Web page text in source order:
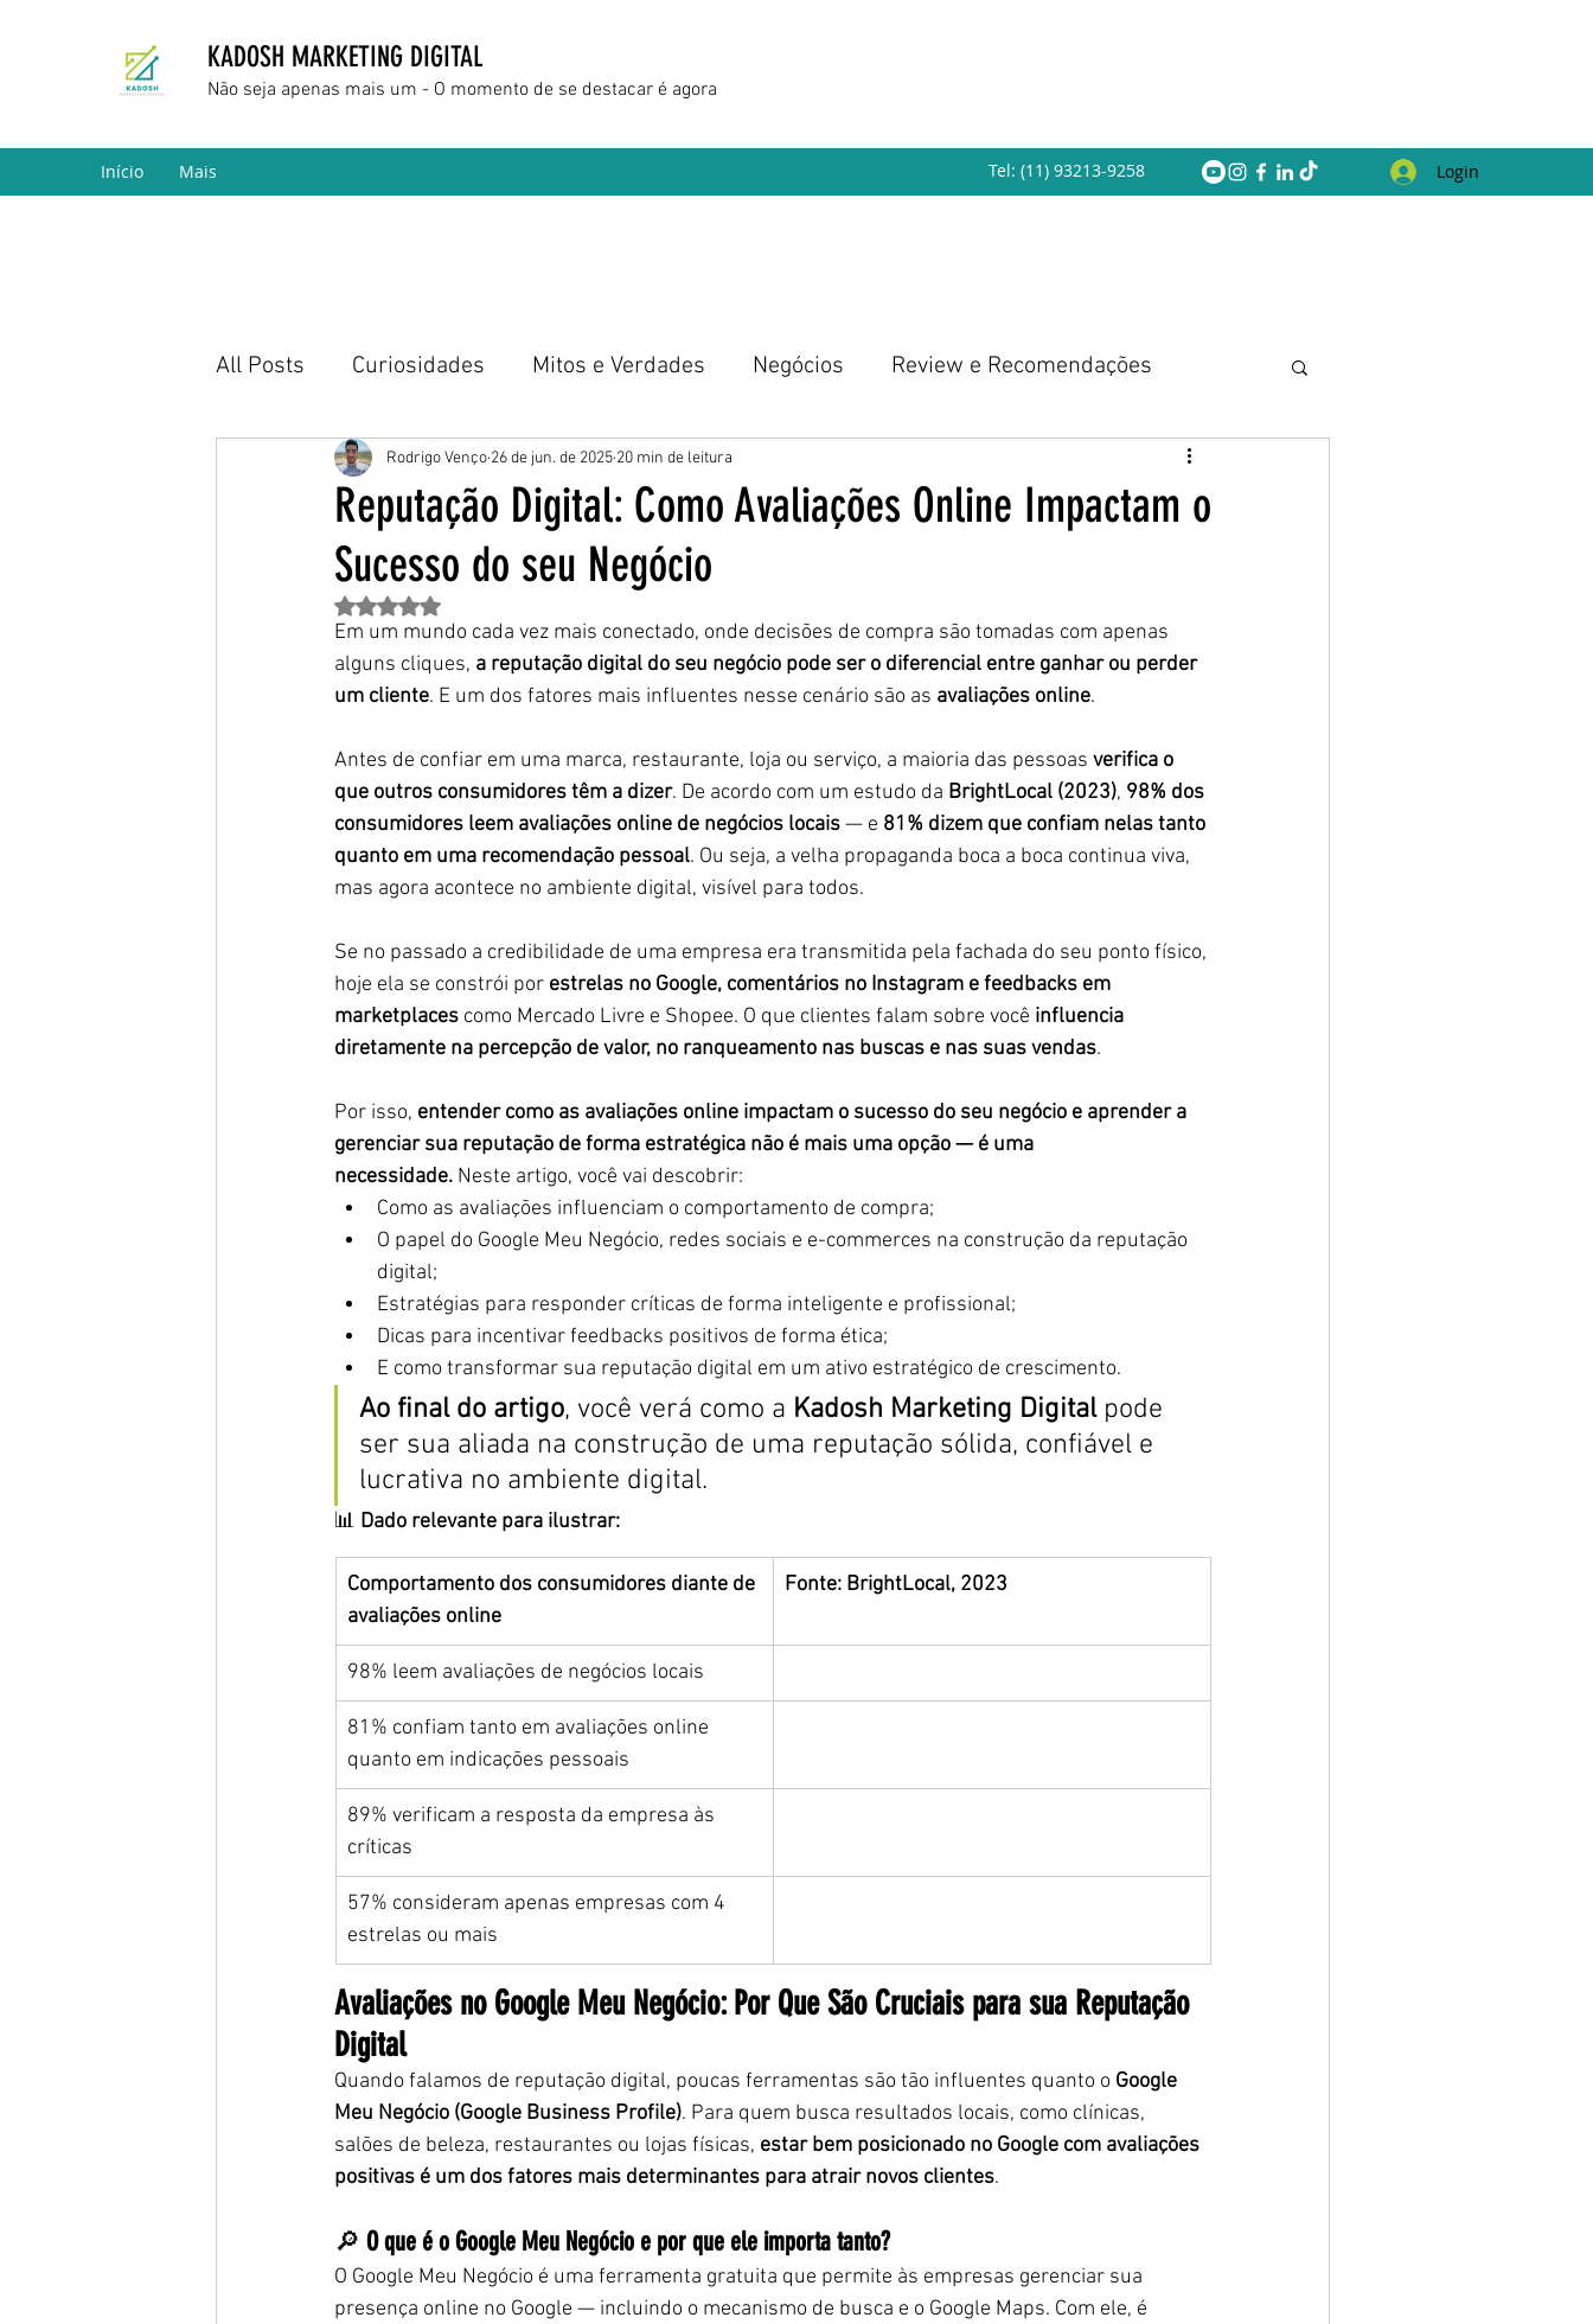
KADOSH MARKETING DIGITAL
Não seja apenas mais um - O momento de se destacar é agora
Início Mais Tel: (11) 93213-9258 Login
All Posts Curiosidades Mitos e Verdades Negócios Review e Recomendações
Marketing Digital Empreendedorismo
Reputação Digital: Como Avaliações Online Impactam o
Sucesso do seu Negócio
Rodrigo Venço 26 de jun. de 2025 20 min de leitura
Avaliado com NaN de 5 estrelas.
Em um mundo cada vez mais conectado, onde decisões de compra são tomadas com apenas
alguns cliques, a reputação digital do seu negócio pode ser o diferencial entre ganhar ou perder
um cliente. E um dos fatores mais influentes nesse cenário são as avaliações online.
Antes de confiar em uma marca, restaurante, loja ou serviço, a maioria das pessoas verifica o
que outros consumidores têm a dizer. De acordo com um estudo da BrightLocal (2023), 98% dos
consumidores leem avaliações online de negócios locais — e 81% dizem que confiam nelas tanto
quanto em uma recomendação pessoal. Ou seja, a velha propaganda boca a boca continua viva,
mas agora acontece no ambiente digital, visível para todos.
Se no passado a credibilidade de uma empresa era transmitida pela fachada do seu ponto físico,
hoje ela se constrói por estrelas no Google, comentários no Instagram e feedbacks em
marketplaces como Mercado Livre e Shopee. O que clientes falam sobre você influencia
diretamente na percepção de valor, no ranqueamento nas buscas e nas suas vendas.
Por isso, entender como as avaliações online impactam o sucesso do seu negócio e aprender a
gerenciar sua reputação de forma estratégica não é mais uma opção — é uma
necessidade. Neste artigo, você vai descobrir:
Como as avaliações influenciam o comportamento de compra;
O papel do Google Meu Negócio, redes sociais e e-commerces na construção da reputação
digital;
Estratégias para responder críticas de forma inteligente e profissional;
Dicas para incentivar feedbacks positivos de forma ética;
E como transformar sua reputação digital em um ativo estratégico de crescimento.
Ao final do artigo, você verá como a Kadosh Marketing Digital pode
ser sua aliada na construção de uma reputação sólida, confiável e
lucrativa no ambiente digital.
📊 Dado relevante para ilustrar:
Comportamento dos consumidores diante de
avaliações online
Fonte: BrightLocal, 2023
98% leem avaliações de negócios locais
81% confiam tanto em avaliações online
quanto em indicações pessoais
89% verificam a resposta da empresa às
críticas
57% consideram apenas empresas com 4
estrelas ou mais
Avaliações no Google Meu Negócio: Por Que São Cruciais para sua Reputação
Digital
Quando falamos de reputação digital, poucas ferramentas são tão influentes quanto o Google
Meu Negócio (Google Business Profile). Para quem busca resultados locais, como clínicas,
salões de beleza, restaurantes ou lojas físicas, estar bem posicionado no Google com avaliações
positivas é um dos fatores mais determinantes para atrair novos clientes.
🔎 O que é o Google Meu Negócio e por que ele importa tanto?
O Google Meu Negócio é uma ferramenta gratuita que permite às empresas gerenciar sua
presença online no Google — incluindo o mecanismo de busca e o Google Maps. Com ele, é